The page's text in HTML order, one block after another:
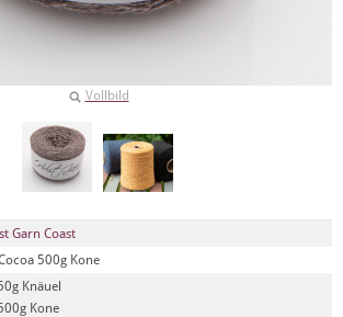
Vollbild
Garn Coast
500g Kone
Knäuel
Kone